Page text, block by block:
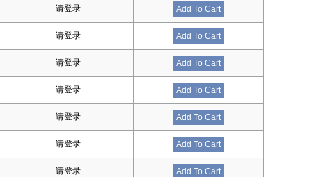
请登录 Add To Cart
请登录 Add To Cart
请登录 Add To Cart
请登录 Add To Cart
请登录 Add To Cart
请登录 Add To Cart
请登录 Add To Cart